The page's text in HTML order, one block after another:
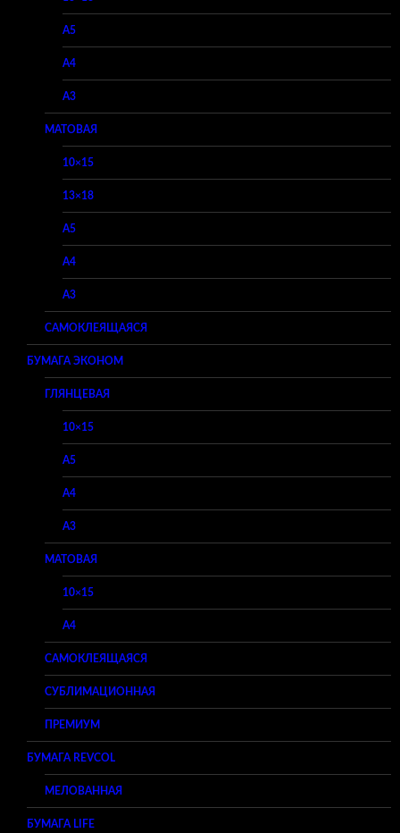
A5
A4
A3
МАТОВАЯ
10×15
13×18
A5
A4
A3
САМОКЛЕЯЩАЯСЯ
БУМАГА ЭКОНОМ
ГЛЯНЦЕВАЯ
10×15
A5
A4
A3
МАТОВАЯ
10×15
A4
САМОКЛЕЯЩАЯСЯ
СУБЛИМАЦИОННАЯ
ПРЕМИУМ
БУМАГА REVCOL
МЕЛОВАННАЯ
БУМАГА LIFE